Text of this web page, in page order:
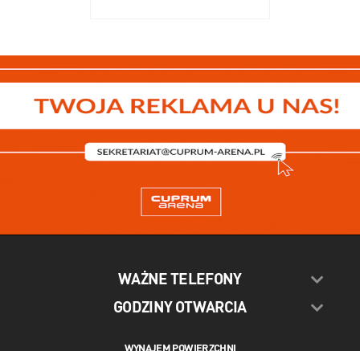
WAŻNE TELEFONY
GODZINY OTWARCIA
WYNAJEM POWIERZCHNI